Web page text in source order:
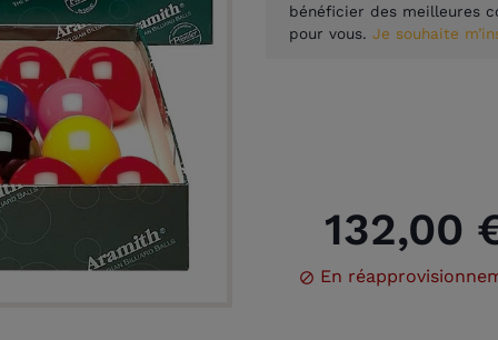
bénéficier des meilleures
pour vous. Je souhaite
132,00
 En